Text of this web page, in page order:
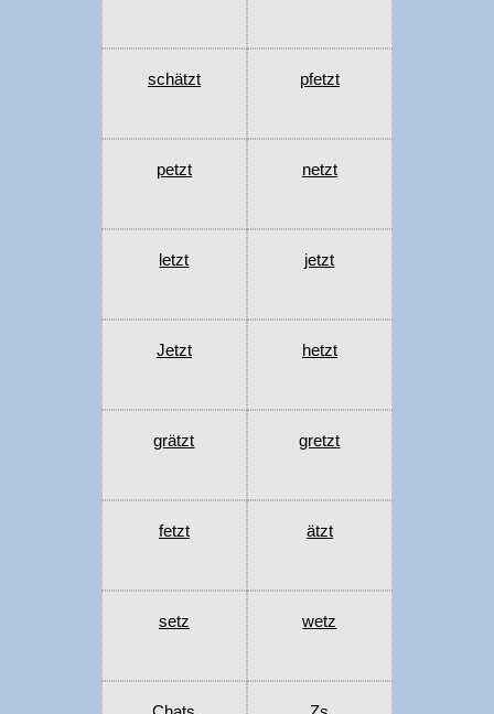
schätzt pfetzt
petzt netzt
letzt jetzt
Jetzt hetzt
grätzt gretzt
fetzt ätzt
setz wetz